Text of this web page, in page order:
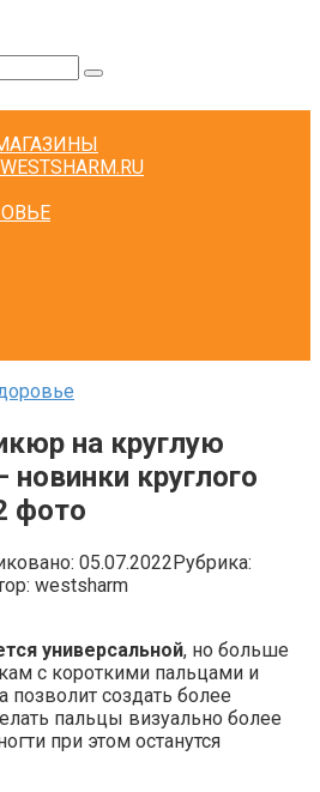
на круглую
круглого
фото
05.07.2022Рубрика:
westsharm
универсальной, но больше
с короткими пальцами и
создать более
пальцы визуально более
при этом останутся